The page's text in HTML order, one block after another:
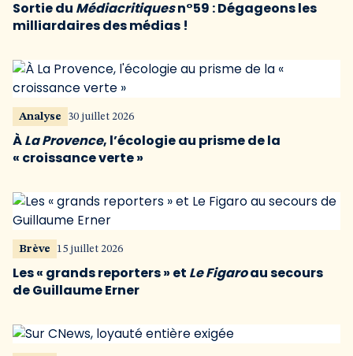
Sortie du Médiacritiquesn°59 : Dégageons les
milliardaires des médias !
Analyse 30 juillet 2026
ÀLa Provence, l’écologie au prisme de la
« croissance verte »
Brève 15 juillet 2026
Les « grands reporters » et Le Figaroau secours
de Guillaume Erner